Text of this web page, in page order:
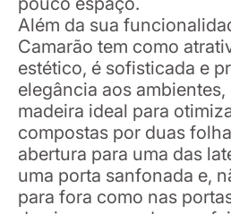
Além da sua
Camarão tem como
estético, é sofisticada e
elegância aos
madeira ideal para
compostas por duas
abertura para uma das
uma porta sanfonada e,
para fora como nas